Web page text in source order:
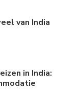
van India
in India: